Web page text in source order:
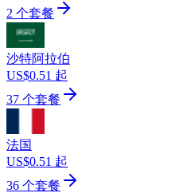
2 个套餐
沙特阿拉伯
US$0.51 起
37 个套餐
法国
US$0.51 起
36 个套餐